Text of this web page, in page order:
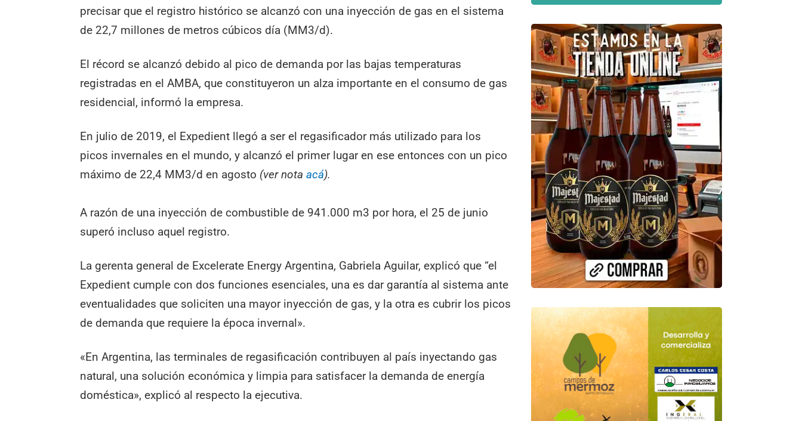
precisar que el registro histórico se alcanzó con una inyección de gas en el sistema
de 22,7 millones de metros cúbicos día (MM3/d).
El récord se alcanzó debido al pico de demanda por las bajas temperaturas
registradas en el AMBA, que constituyeron un alza importante en el consumo de gas
residencial, informó la empresa.
En julio de 2019, el Expedient llegó a ser el regasificador más utilizado para los
picos invernales en el mundo, y alcanzó el primer lugar en ese entonces con un pico
máximo de 22,4 MM3/d en agosto (ver notaacá).
A razón de una inyección de combustible de 941.000 m3 por hora, el 25 de junio
superó incluso aquel registro.
La gerenta general de Excelerate Energy Argentina, Gabriela Aguilar, explicó que “el
Expedient cumple con dos funciones esenciales, una es dar garantía al sistema ante
eventualidades que soliciten una mayor inyección de gas, y la otra es cubrir los picos
de demanda que requiere la época invernal».
«En Argentina, las terminales de regasificación contribuyen al país inyectando gas
natural, una solución económica y limpia para satisfacer la demanda de energía
doméstica», explicó al respecto la ejecutiva.